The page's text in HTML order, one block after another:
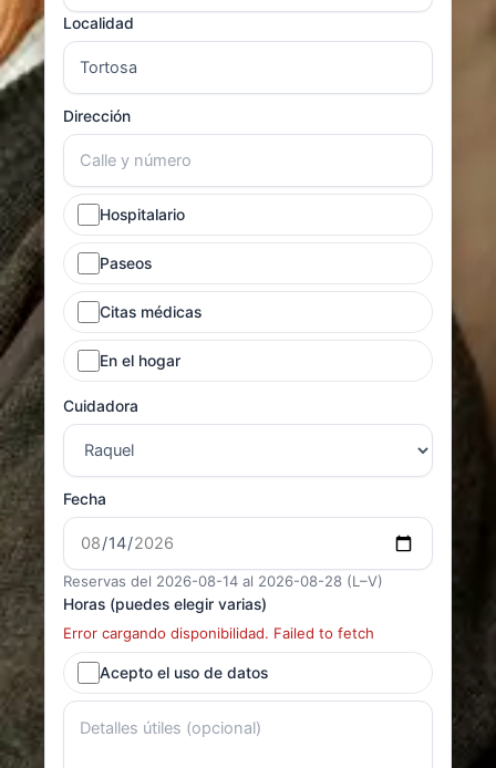
Localidad
Dirección
Hospitalario
Paseos
Citas médicas
En el hogar
Cuidadora
Fecha
Reservas del 2026-08-14 al 2026-08-28 (L–V)
Horas (puedes elegir varias)
Error cargando disponibilidad. Failed to fetch
Acepto el uso de datos